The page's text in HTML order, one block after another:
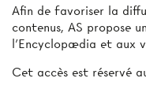
Afin de favoriser la
contenus, AS propose
l’Encyclopædia et aux
Cet accès est réservé